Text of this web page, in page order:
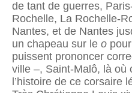
de tant de guerres,
Rochelle, La Rochelle-
Nantes, et de Nantes
un chapeau sur le o
puissent prononcer
ville –, Saint-Malô, là où
l’histoire de ce corsaire